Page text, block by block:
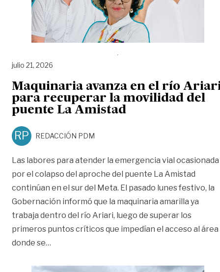
julio 21, 2026
Maquinaria avanza en el río
para recuperar la movilidad del
puente La Amistad
RP REDACCIÓN PDM
Las labores para atender la emergencia vial ocasionada
por el colapso del aproche del puente La Amistad
continúan en el sur del Meta. El pasado lunes festivo, la
Gobernación informó que la maquinaria amarilla ya
trabaja dentro del río Ariari, luego de superar los
primeros puntos críticos que impedían el acceso al área
donde se…